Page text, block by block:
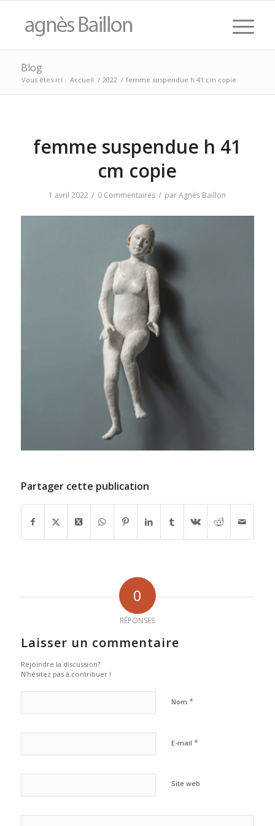
Blog
Vous êtes ici : Accueil / 2022 / femme suspendue h 41 cm copie
femme suspendue h 41
cm copie
1 avril 2022 / 0 Commentaires / parAgnès Baillon
Partager cette publication
0
RÉPONSES
Laisser un commentaire
Rejoindre la discussion?
N’hésitez pas à contribuer !
Nom *
E-mail *
Site web